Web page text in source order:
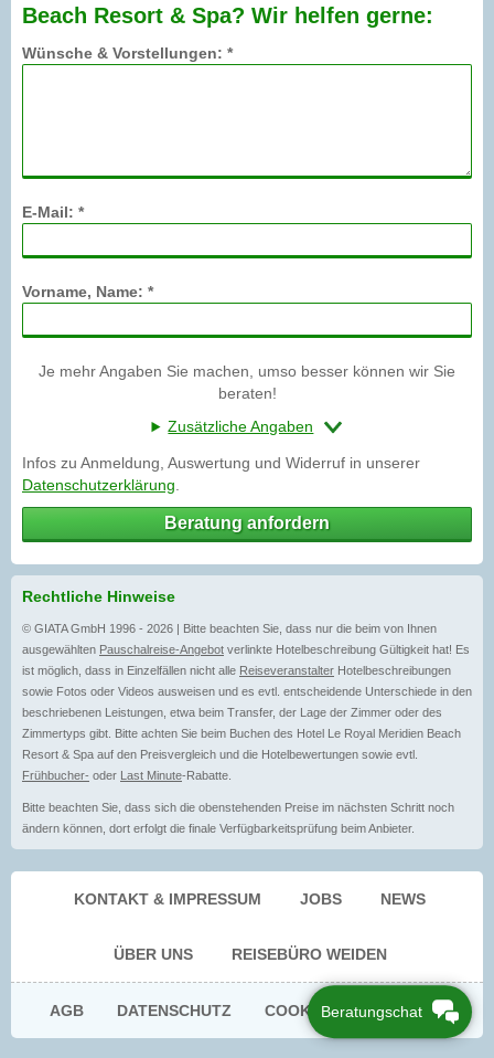
Beach Resort & Spa? Wir helfen gerne:
Wünsche & Vorstellungen: *
E-Mail: *
Vorname, Name: *
Je mehr Angaben Sie machen, umso besser können wir Sie
beraten!
Zusätzliche Angaben
Infos zu Anmeldung, Auswertung und Widerruf in unserer
Datenschutzerklärung
Beratung anfordern
Rechtliche Hinweise
© GIATA GmbH 1996 - 2026 | Bitte beachten Sie, dass nur die beim von Ihnen
ausgewählten Pauschalreise-Angebot verlinkte Hotelbeschreibung Gültigkeit hat! Es
ist möglich, dass in Einzelfällen nicht alle Reiseveranstalter Hotelbeschreibungen
sowie Fotos oder Videos ausweisen und es evtl. entscheidende Unterschiede in den
beschriebenen Leistungen, etwa beim Transfer, der Lage der Zimmer oder des
Zimmertyps gibt. Bitte achten Sie beim Buchen des Hotel Le Royal Meridien Beach
Resort & Spa auf den Preisvergleich und die Hotelbewertungen sowie evtl.
Frühbucher- oder Last Minute-Rabatte.
Bitte beachten Sie, dass sich die obenstehenden Preise im nächsten Schritt noch
ändern können, dort erfolgt die finale Verfügbarkeitsprüfung beim Anbieter.
KONTAKT & IMPRESSUM JOBS NEWS
ÜBER UNS REISEBÜRO WEIDEN
AGB DATENSCHUTZ COOKIE EINWILLIGUNG
Beratungschat